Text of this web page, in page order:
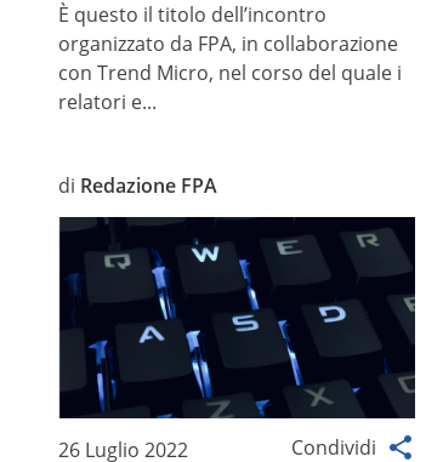
È questo il titolo dell’incontro
organizzato da FPA, in collaborazione
con Trend Micro, nel corso del quale i
relatori e...
di Redazione FPA
26 Luglio 2022 Condividi